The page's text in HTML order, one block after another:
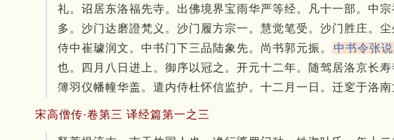
礼。 诏居东洛福先寺。 出佛境界宝雨华严等经。 凡十一部。 中宗
多。 沙门达磨證梵义。 沙门履方宗一。 慧觉笔受。 沙门胜庄。 尘
侍中崔璩润文。 中书门下三品陆象先。 尚书郭元振。 中书令张说
也。
四月八日进上。 御序以冠之。 开元十二年。 随驾居洛京长寿
簿羽仪幡幢华盖。 遣内侍杜怀信监护。 十二月一日。 迁窆于洛南
宋高僧传·卷第三 译经篇第一之三